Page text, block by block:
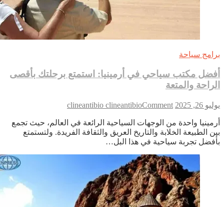
سياحة
مكتب سياحي في أرمينيا: استمتع برحلتك بأقصى
والمتعة
26, 2025
clineantibio clineantibioComment
on
مكتب
سياحي
والمتعة
واحدة من الوجهات السياحية الرائعة في العالم، حيث تجمع
الطبيعة الخلابة والتاريخ العريق والثقافة الفريدة. ولتستمتع
تجربة سياحية في هذا البل…